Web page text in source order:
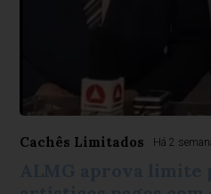
Cachês Limitados Há 2